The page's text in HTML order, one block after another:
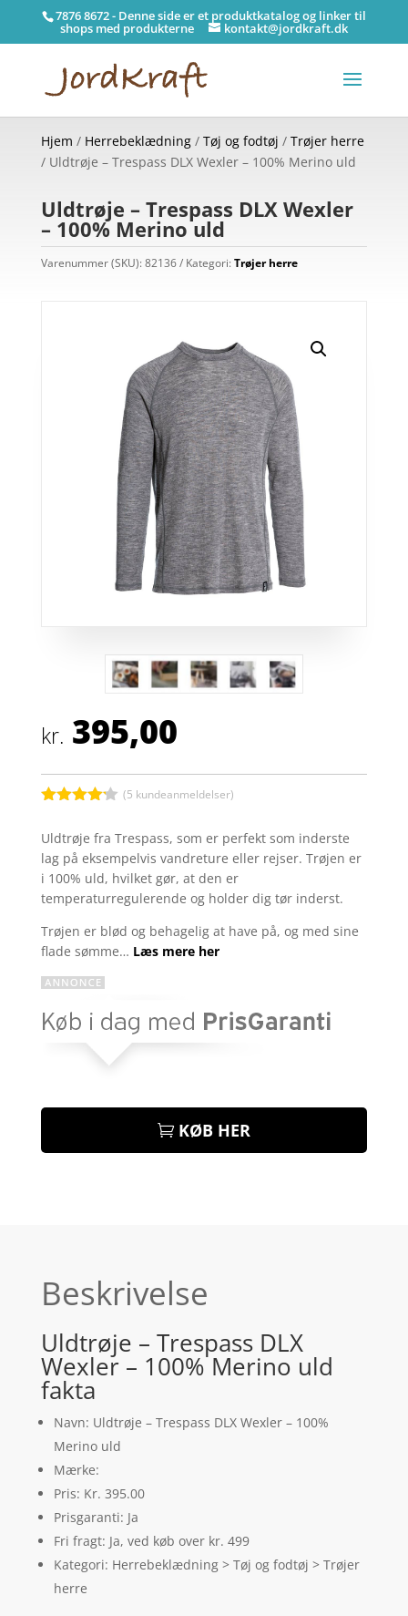
7876 8672 - Denne side er et produktkatalog og linker til
shops med produkterne kontakt@jordkraft.dk
Hjem / Herrebeklædning/ Tøj og fodtøj / Trøjer herre
/ Uldtrøje – Trespass DLX Wexler – 100% Merino uld
Uldtrøje – Trespass DLX Wexler
– 100% Merino uld
Varenummer (SKU):82136 Kategori:Trøjer herre
kr. 395,00
ud af 5
baseret
på
kundebedø
mmelser
(5 kundeanmeldelser)
Uldtrøje fra Trespass, som er perfekt som inderste
lag på eksempelvis vandreture eller rejser. Trøjen er
i 100% uld, hvilket gør, at den er
temperaturregulerende og holder dig tør inderst.
Trøjen er blød og behagelig at have på, og med sine
flade sømme… Læs mere her
KØB HER
Beskrivelse
Uldtrøje – Trespass DLX
Wexler – 100% Merino uld
fakta
Navn: Uldtrøje – Trespass DLX Wexler – 100%
Merino uld
Mærke:
Pris: Kr. 395.00
Prisgaranti: Ja
Fri fragt: Ja, ved køb over kr. 499
Kategori: Herrebeklædning > Tøj og fodtøj > Trøjer
herre